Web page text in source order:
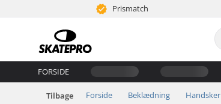
Prismatch
FORSIDE
Tilbage Forside Beklædning Handsker